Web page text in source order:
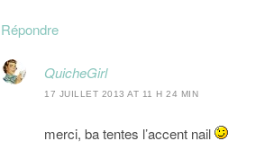
Répondre
QuicheGirl
17 JUILLET 2013 AT 11 H 24 MIN
merci, ba tentes l’accent nail